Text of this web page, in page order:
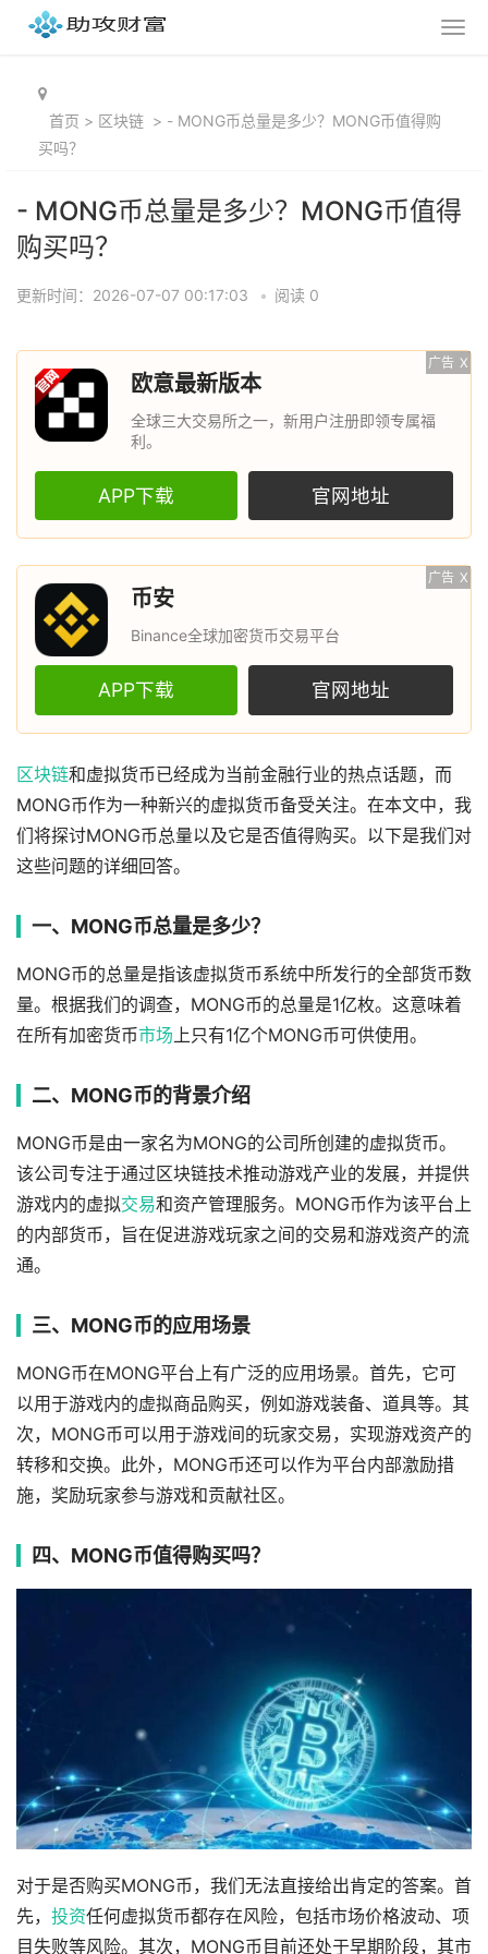
首页 > 区块链 > - MONG币总量是多少？MONG币值得购
买吗？
- MONG币总量是多少？MONG币值得
购买吗？
更新时间：2026-07-07 00:17:03 • 阅读 0
广告 X
欧意最新版本
全球三大交易所之一，新用户注册即领专属福
利。
APP下载 官网地址
广告 X
币安
Binance全球加密货币交易平台
APP下载 官网地址
区块链和虚拟货币已经成为当前金融行业的热点话题，而
MONG币作为一种新兴的虚拟货币备受关注。在本文中，我
们将探讨MONG币总量以及它是否值得购买。以下是我们对
这些问题的详细回答。
一、MONG币总量是多少？
MONG币的总量是指该虚拟货币系统中所发行的全部货币数
量。根据我们的调查，MONG币的总量是1亿枚。这意味着
在所有加密货币市场 上只有1亿个MONG币可供使用。
二、MONG币的背景介绍
MONG币是由一家名为MONG的公司所创建的虚拟货币。
该公司专注于通过区块链技术推动游戏产业的发展，并提供
游戏内的虚拟交易和资产管理服务。MONG币作为该平台上
的内部货币，旨在促进游戏玩家之间的交易和游戏资产的流
通。
三、MONG币的应用场景
MONG币在MONG平台上有广泛的应用场景。首先，它可
以用于游戏内的虚拟商品购买，例如游戏装备、道具等。其
次，MONG币可以用于游戏间的玩家交易，实现游戏资产的
转移和交换。此外，MONG币还可以作为平台内部激励措
施，奖励玩家参与游戏和贡献社区。
四、MONG币值得购买吗？
对于是否购买MONG币，我们无法直接给出肯定的答案。首
先， 投资任何虚拟货币都存在风险，包括市场价格波动、项
目失败等风险。其次，MONG币目前还处于早期阶段，其市